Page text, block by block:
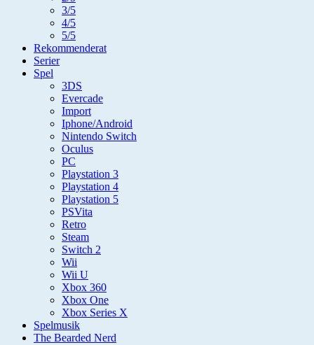
3/5
4/5
5/5
Rekommenderat
Serier
Spel
3DS
Evercade
Import
Iphone/Android
Nintendo Switch
Oculus
PC
Playstation 3
Playstation 4
Playstation 5
PSVita
Retro
Steam
Switch 2
Wii
Wii U
Xbox 360
Xbox One
Xbox Series X
Spelmusik
The Bearded Nerd